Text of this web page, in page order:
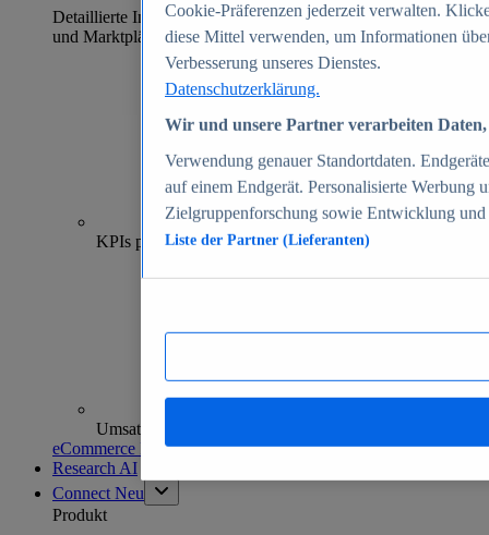
Detaillierte Informationen zu mehr als 39.000 Online-Shops
und Marktplätzen
70+
KPIs pro Shop
Umsatzanalysen und -prognosen
eCommerce Insights entdecken
Research AI
Connect Neu
Produkt
Cookie-Präferenzen jederzeit verwalten.
diese Mittel verwenden, um Informationen
Verbesserung unseres Dienstes.
Datenschutzerklärung.
Wir und unsere Partner verarbeiten
Verwendung genauer Standortdaten.
auf einem Endgerät. Personalisierte Werbung
Zielgruppenforschung sowie Entwicklung
Liste der Partner (Lieferanten)